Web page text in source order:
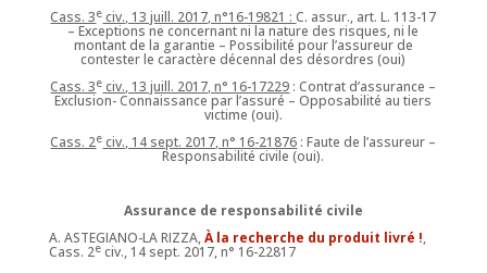
Cass. 3e civ., 13 juill. 2017, n°16-19821 :C. assur., art. L. 113-17
– Exceptions ne concernant ni la nature des risques, ni le
montant de la garantie – Possibilité pour l’assureur de
contester le caractère décennal des désordres (oui)
Cass. 3e civ., 13 juill. 2017, n° 16-17229 : Contrat d’assurance –
Exclusion- Connaissance par l’assuré – Opposabilité au tiers
victime (oui).
Cass. 2e civ., 14 sept. 2017, n° 16-21876 : Faute de l’assureur –
Responsabilité civile (oui).
Assurance de responsabilité civile
A. ASTEGIANO-LA RIZZA,À la recherche du produit livré !,
Cass. 2eciv., 14 sept. 2017, n° 16-22817